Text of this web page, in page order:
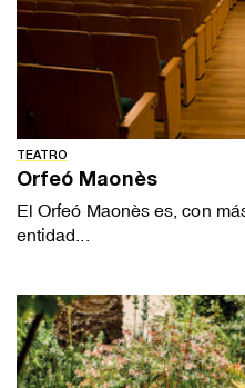
TEATRO
Orfeó Maonès
El Orfeó Maonès es, con
entidad...